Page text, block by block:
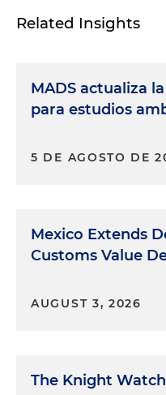
Related Insights
MADS actualiza
para estudios
5 DE AGOSTO DE
Mexico Extends
Customs Value
AUGUST 3, 2026
The Knight